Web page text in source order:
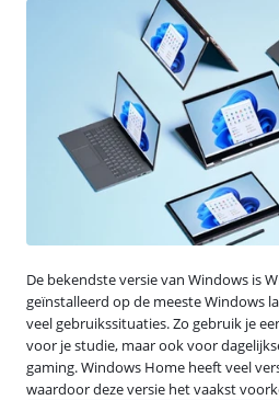
De bekendste versie van Windows is
geïnstalleerd op de meeste Windows
veel gebruikssituaties. Zo gebruik je
voor je studie, maar ook voor
gaming. Windows Home heeft veel
waardoor deze versie het vaakst